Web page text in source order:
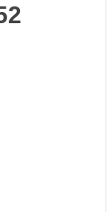
Casino